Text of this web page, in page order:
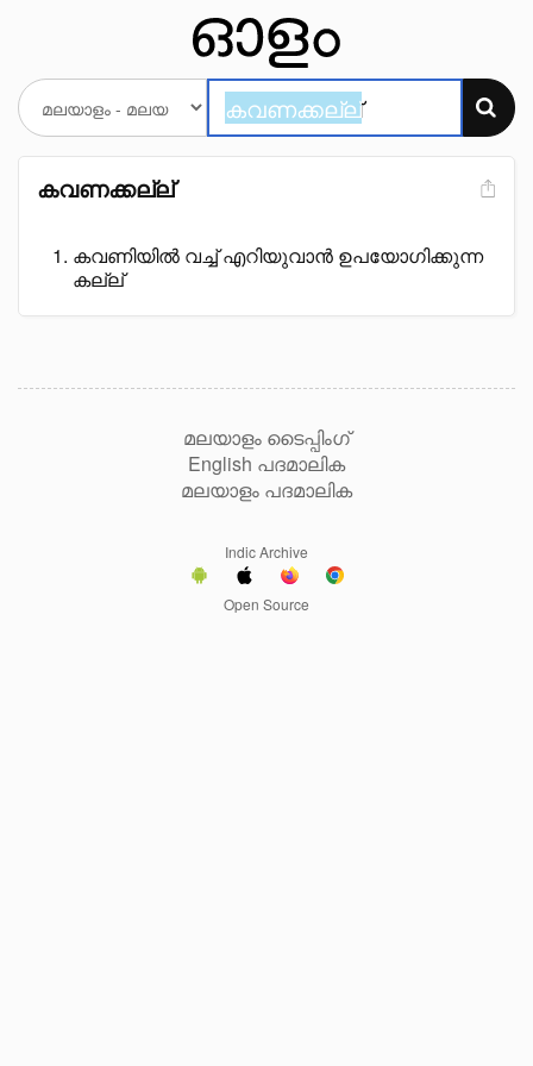
കവണക്കല്ല്
കവണിയിൽ വച്ച് എറിയുവാൻ ഉപയോഗിക്കുന്ന
കല്ല്
മലയാളം ടൈപ്പിംഗ്
English പദമാലിക
മലയാളം പദമാലിക
Indic Archive
Open Source